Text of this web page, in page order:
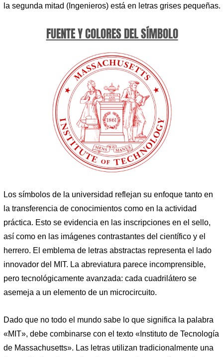
la segunda mitad (Ingenieros) está en letras grises pequeñas.
FUENTE Y COLORES DEL SÍMBOLO
Los símbolos de la universidad reflejan su enfoque tanto en
la transferencia de conocimientos como en la actividad
práctica. Esto se evidencia en las inscripciones en el sello,
así como en las imágenes contrastantes del científico y el
herrero. El emblema de letras abstractas representa el lado
innovador del MIT. La abreviatura parece incomprensible,
pero tecnológicamente avanzada: cada cuadrilátero se
asemeja a un elemento de un microcircuito.
Dado que no todo el mundo sabe lo que significa la palabra
«MIT», debe combinarse con el texto «Instituto de Tecnología
de Massachusetts». Las letras utilizan tradicionalmente una